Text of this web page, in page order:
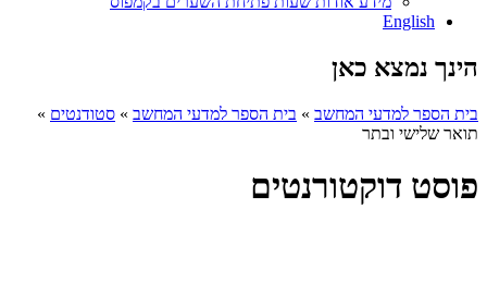
English
הינך נמצא כאן
בית הספר למדעי המחשב » בית הספר למדעי המחשב » סטודנטים »
תואר שלישי ובתר
פוסט דוקטורנטים